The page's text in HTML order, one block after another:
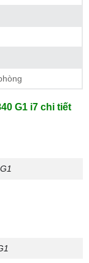
G1 i7 chi tiết